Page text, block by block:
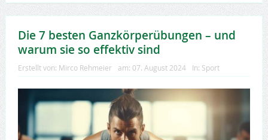
Die 7 besten Ganzkörperübungen – und
warum sie so effektiv sind
Erstellt von: Mirco Rehmeier am: 07. August 2024 In: Sport